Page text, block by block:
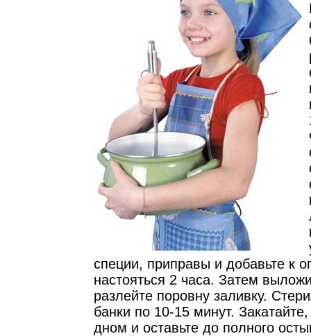
специи, приправы и добавьте к
настояться 2 часа. Затем
разлейте поровну заливку.
банки по 10-15 минут.
дном и оставьте до полного